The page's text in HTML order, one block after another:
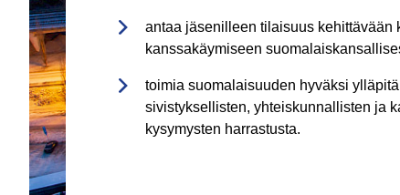
antaa jäsenilleen tilaisuus kehittävään
kanssakäymiseen
toimia suomalaisuuden hyväksi
sivistyksellisten, yhteiskunnallisten ja
kysymysten harrastusta.